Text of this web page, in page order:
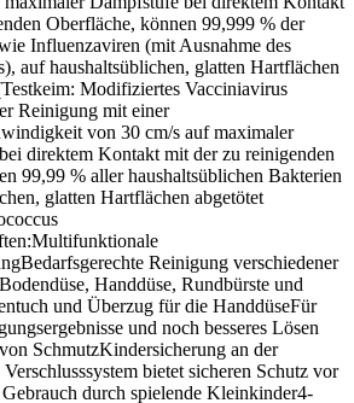
Oberfläche, können 99,999 % der
Influenzaviren (mit Ausnahme des
auf haushaltsüblichen, glatten Hartflächen
Modifiziertes Vacciniavirus
Reinigung mit einer
von 30 cm/s auf maximaler
direktem Kontakt mit der zu reinigenden
99,99 % aller haushaltsüblichen Bakterien
glatten Hartflächen abgetötet
Reinigung verschiedener
Handdüse, Rundbürste und
und Überzug für die HanddüseFür
und noch besseres Lösen
SchmutzKindersicherung an der
bietet sicheren Schutz vor
Gebrauch durch spielende Kleinkinder4-